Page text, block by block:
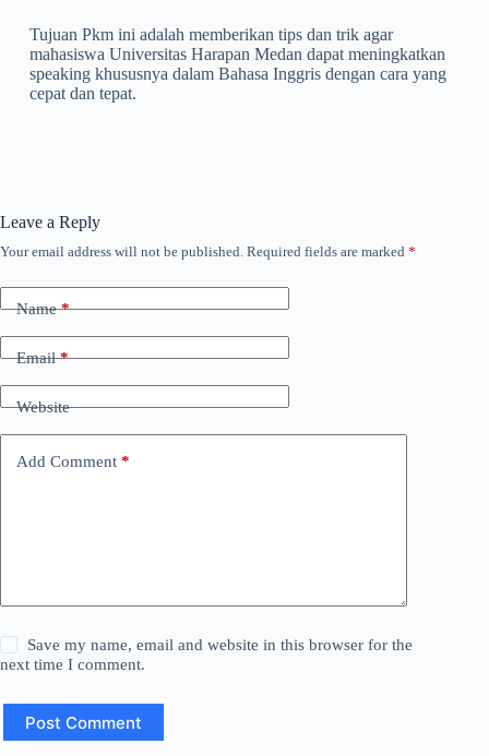
Tujuan Pkm ini adalah memberikan tips dan trik agar
mahasiswa Universitas Harapan Medan dapat meningkatkan
speaking khususnya dalam Bahasa Inggris dengan cara yang
cepat dan tepat.
Leave a Reply
Your email address will not be published. Required fields are marked *
Name*
Email*
Website
Add Comment *
Save my name, email and website in this browser for the
next time I comment.
Post Comment